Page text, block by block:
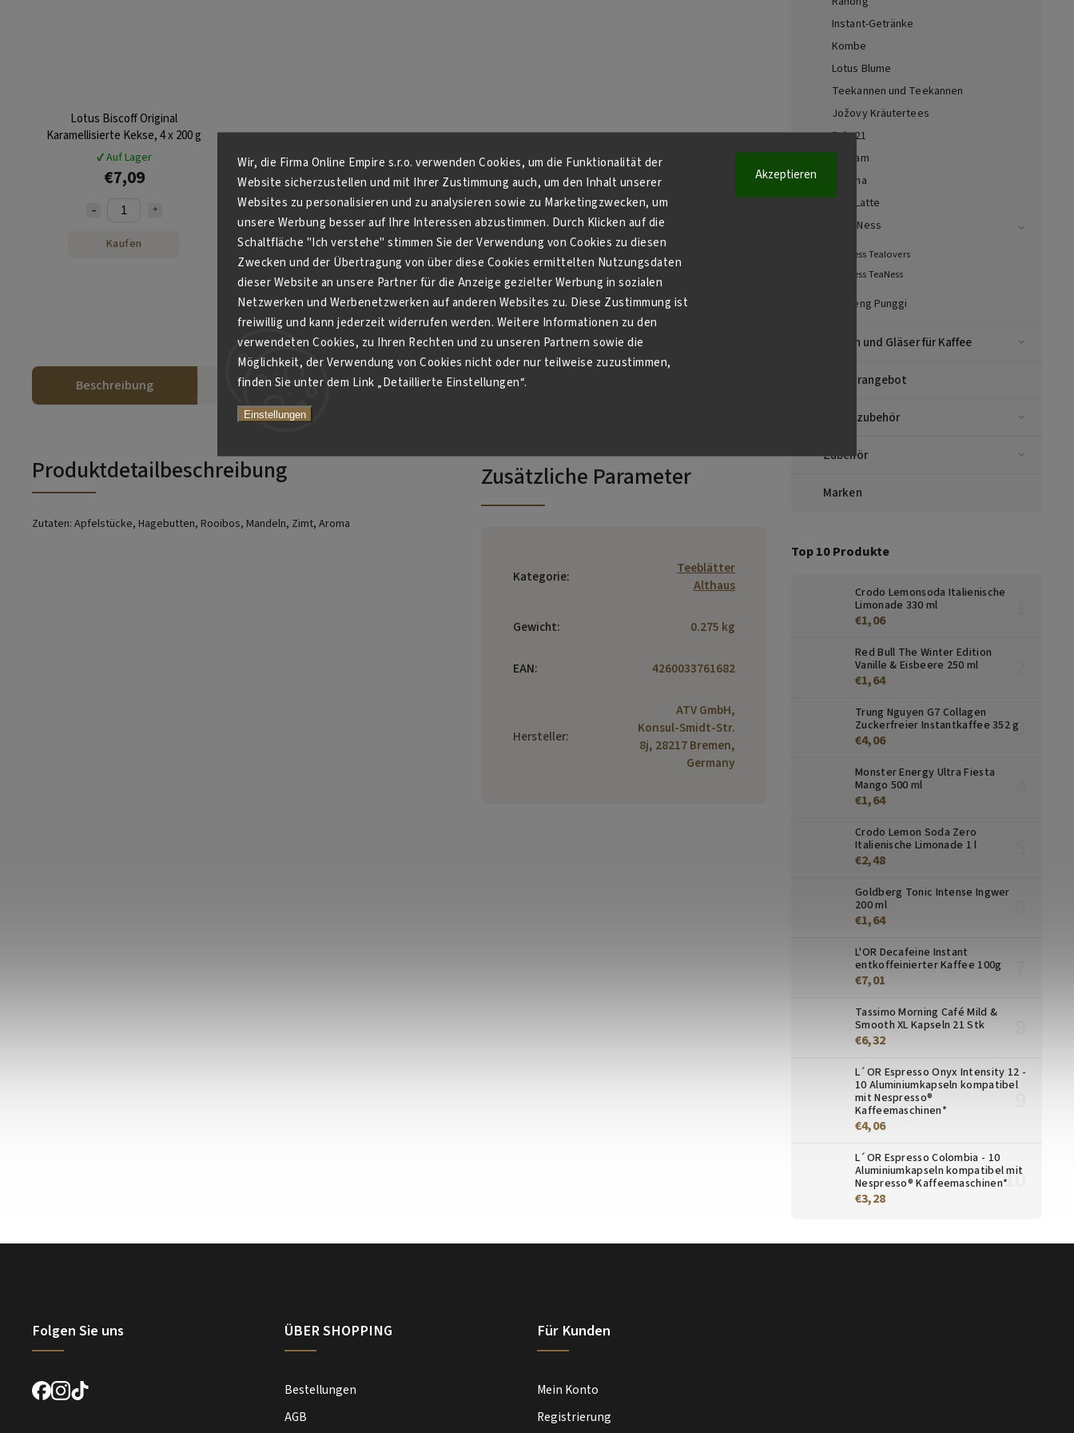
Wir, die Firma Online Empire s.r.o. verwenden Cookies, um die Funktionalität der
Website sicherzustellen und mit Ihrer Zustimmung auch, um den Inhalt unserer
Websites zu personalisieren und zu analysieren sowie zu Marketingzwecken, um
unsere Werbung besser auf Ihre Interessen abzustimmen. Durch Klicken auf die
Schaltfläche "Ich verstehe" stimmen Sie der Verwendung von Cookies zu diesen
Zwecken und der Übertragung von über diese Cookies ermittelten Nutzungsdaten
dieser Website an unsere Partner für die Anzeige gezielter Werbung in sozialen
Netzwerken und Werbenetzwerken auf anderen Websites zu. Diese Zustimmung ist
freiwillig und kann jederzeit widerrufen werden. Weitere Informationen zu den
verwendeten Cookies, zu Ihren Rechten und zu unseren Partnern sowie die
Möglichkeit, der Verwendung von Cookies nicht oder nur teilweise zuzustimmen,
finden Sie unter dem Link „Detaillierte Einstellungen“.
Einstellungen
Akzeptieren
Instant-Getränke
Kombe
Lotus Blume
Teekannen und Teekannen
Jožovy Kräutertees
Bala 21
Kotsam
Matcha
Chai Latte
FoodNess
FoodNess Tealovers
FoodNess TeaNess
Ginseng Punggi
Tassen und Gläser für Kaffee
Sonderangebot
Kaffeezubehör
Zubehör
Marken
Top 10 Produkte
Crodo Lemonsoda Italienische
Limonade 330 ml
€1,06
Red Bull The Winter Edition
Vanille & Eisbeere 250 ml
€1,64
Trung Nguyen G7 Collagen
Zuckerfreier Instantkaffee 352 g
€4,06
Monster Energy Ultra Fiesta
Mango 500 ml
€1,64
Crodo Lemon Soda Zero
Italienische Limonade 1 l
€2,48
Goldberg Tonic Intense Ingwer
200 ml
€1,64
L'OR Decafeine Instant
entkoffeinierter Kaffee 100g
€7,01
Tassimo Morning Café Mild &
Smooth XL Kapseln 21 Stk
€6,32
L´OR Espresso Onyx Intensity 12 -
10 Aluminiumkapseln kompatibel
mit Nespresso®
Kaffeemaschinen*
€4,06
L´OR Espresso Colombia - 10
Aluminiumkapseln kompatibel mit
Nespresso® Kaffeemaschinen*
€3,28
Lotus Biscoff Original
Karamellisierte Kekse, 4 x 200 g
✔ Auf Lager
€7,09
Kaufen
Beschreibung Ähnliche (2) Diskussion
Produktdetailbeschreibung
Zutaten: Apfelstücke, Hagebutten, Rooibos, Mandeln, Zimt, Aroma
Zusätzliche Parameter
Kategorie:
Teeblätter
Althaus
Gewicht: 0.275 kg
EAN: 4260033761682
Hersteller:
ATV GmbH,
Konsul-Smidt-Str.
8j, 28217 Bremen,
Germany
Folgen Sie uns ÜBER SHOPPING
Bestellungen
AGB
Für Kunden
Mein Konto
Registrierung